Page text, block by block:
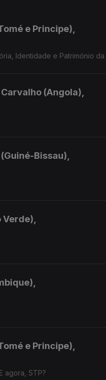
e Principe),
Identidade e Património
(Angola),
Bissau),
e Principe),
agora, STP?